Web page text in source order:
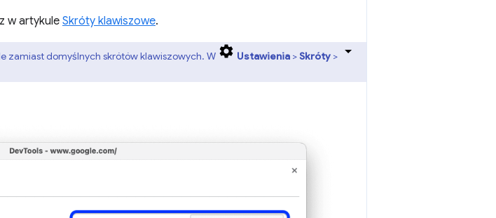
w artykule Skróty klawiszowe.
zamiast domyślnych skrótów klawiszowych. W Ustawienia >Skróty >